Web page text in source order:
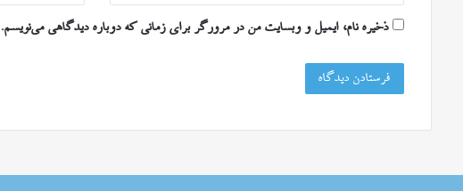
ذخیره نام، ایمیل و وبسایت من در مرورگر برای زمانی که دوباره دیدگاهی می‌نویسم.